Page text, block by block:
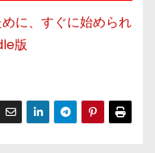
に、すぐに始められ
版